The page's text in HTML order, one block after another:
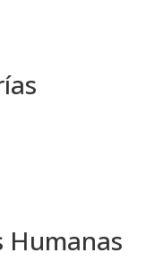
Humanas